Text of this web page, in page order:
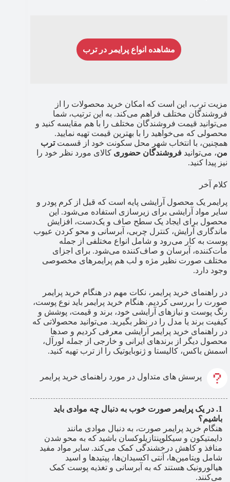
مشاهده انواع پرایمر در ترب
مزیت ترب، این است که امکان خرید محصولات را از
فروشندگان مختلف فراهم می‌کند. به این ترتیب، شما
می‌توانید قیمت فروشندگان مختلف را با هم مقایسه کنید و
محصولی که می‌خواهید را با بهترین قیمت تهیه نمایید.
همچنین، با انتخاب شهر محل سکونت خود از قسمت ترب
من، می‌توانید فروشندگان حضوری کالای مورد نظر خود را
نیز پیدا کنید.
کلام آخر
پرایمر یک محصول آرایشی پایه است که قبل از کرم پودر و
سایر مواد آرایشی برای زیرسازی استفاده می‌شود. این
محصول برای ایجاد یک سطح صاف و یک‌دست، افزایش
ماندگاری آرایش، کنترل چربی، آبرسانی و محو کردن عیوب
پوست به کار می‌رود و شامل انواع مختلفی از جمله
مات‌کننده، آبرسان و صاف‌کننده می‌شود. برای اجزای
مختلف صورت نظیر مژه و لب هم پرایمرهای مخصوصی
وجود دارد.
در راهنمای خرید پرایمر، نکات مهم در هنگام خرید پرایمر
صورت را بررسی کردیم. هنگام خرید پرایمر باید نوع پوست،
رنگ پوست و نیازهای آرایشی خود، برند و قیمت، پوشش و
کیفیت برند یا مدل را در نظر بگیرید. می‌توانید محصولاتی که
در راهنمای خرید پرایمر آرایشی معرفی کردیم و صدها
محصول دیگر از برندهای ایرانی و خارجی از جمله لورآل،
اسمش باکس، کالیستا و ژنوبایوتیک را از ترب تهیه کنید.
پرسش های متداول در مورد راهنمای خرید پرایمر
در یک پرایمر صورت خوب به دنبال چه موادی باید
باشیم؟
هنگام خرید پرایمر صورت، به دنبال موادی مانند
دایمتیکون و سیکلوپنتازیلوکسان باشید که به محو شدن
منافذ و کاهش درخشندگی کمک می‌کند. سایر مواد مفید
شامل ویتامین‌ها، آنتی اکسیدان‌ها، پپتیدها و اسید
هیالورونیک هستند که به آبرسانی و تغذیه پوست کمک
می‌کنند.